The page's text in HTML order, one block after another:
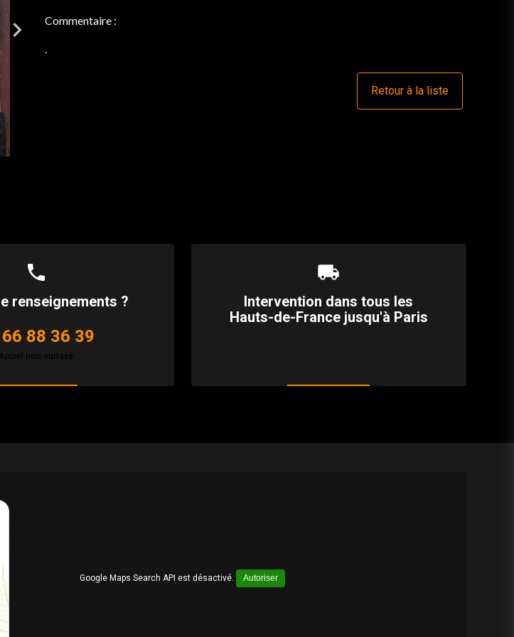
Commentaire :
Retour à la liste
phone
renseignements ?
88 36 39
Appel non surtaxé
local_shipping
Intervention dans tous les
Hauts-de-France jusqu'à Paris
Google Maps Search API est désactivé. Autoriser